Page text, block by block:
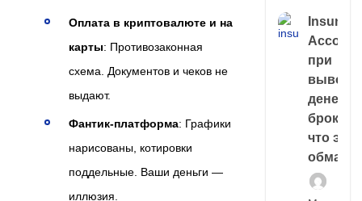
Оплата в криптовалюте и на
карты: Противозаконная
схема. Документов и чеков не
выдают.
Фантик-платформа: Графики
нарисованы, котировки
поддельные. Ваши деньги —
иллюзия.
Account
при
выводе
денег у
что это,
обман?